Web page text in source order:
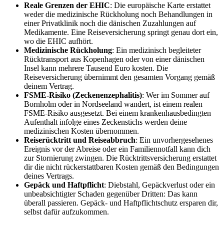
Reale Grenzen der EHIC: Die europäische Karte erstattet
weder die medizinische Rückholung noch Behandlungen in
einer Privatklinik noch die dänischen Zuzahlungen auf
Medikamente. Eine Reiseversicherung springt genau dort ein,
wo die EHIC aufhört.
Medizinische Rückholung: Ein medizinisch begleiteter
Rücktransport aus Kopenhagen oder von einer dänischen
Insel kann mehrere Tausend Euro kosten. Die
Reiseversicherung übernimmt den gesamten Vorgang gemäß
deinem Vertrag.
FSME-Risiko (Zeckenenzephalitis): Wer im Sommer auf
Bornholm oder in Nordseeland wandert, ist einem realen
FSME-Risiko ausgesetzt. Bei einem krankenhausbedingten
Aufenthalt infolge eines Zeckenstichs werden deine
medizinischen Kosten übernommen.
Reiserücktritt und Reiseabbruch: Ein unvorhergesehenes
Ereignis vor der Abreise oder ein Familiennotfall kann dich
zur Stornierung zwingen. Die Rücktrittsversicherung erstattet
dir die nicht rückerstattbaren Kosten gemäß den Bedingungen
deines Vertrags.
Gepäck und Haftpflicht: Diebstahl, Gepäckverlust oder ein
unbeabsichtigter Schaden gegenüber Dritten: Das kann
überall passieren. Gepäck- und Haftpflichtschutz ersparen dir,
selbst dafür aufzukommen.